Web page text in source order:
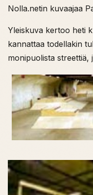
Nolla.netin kuvaajaa
Yleiskuva kertoo heti
kannattaa todellakin
monipuolista streettiä,